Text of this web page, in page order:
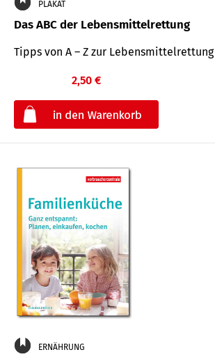
PLAKAT
Das ABC der Lebensmittelrettung
Tipps von A – Z zur Lebensmittelrettung
2,50 €
ERNÄHRUNG